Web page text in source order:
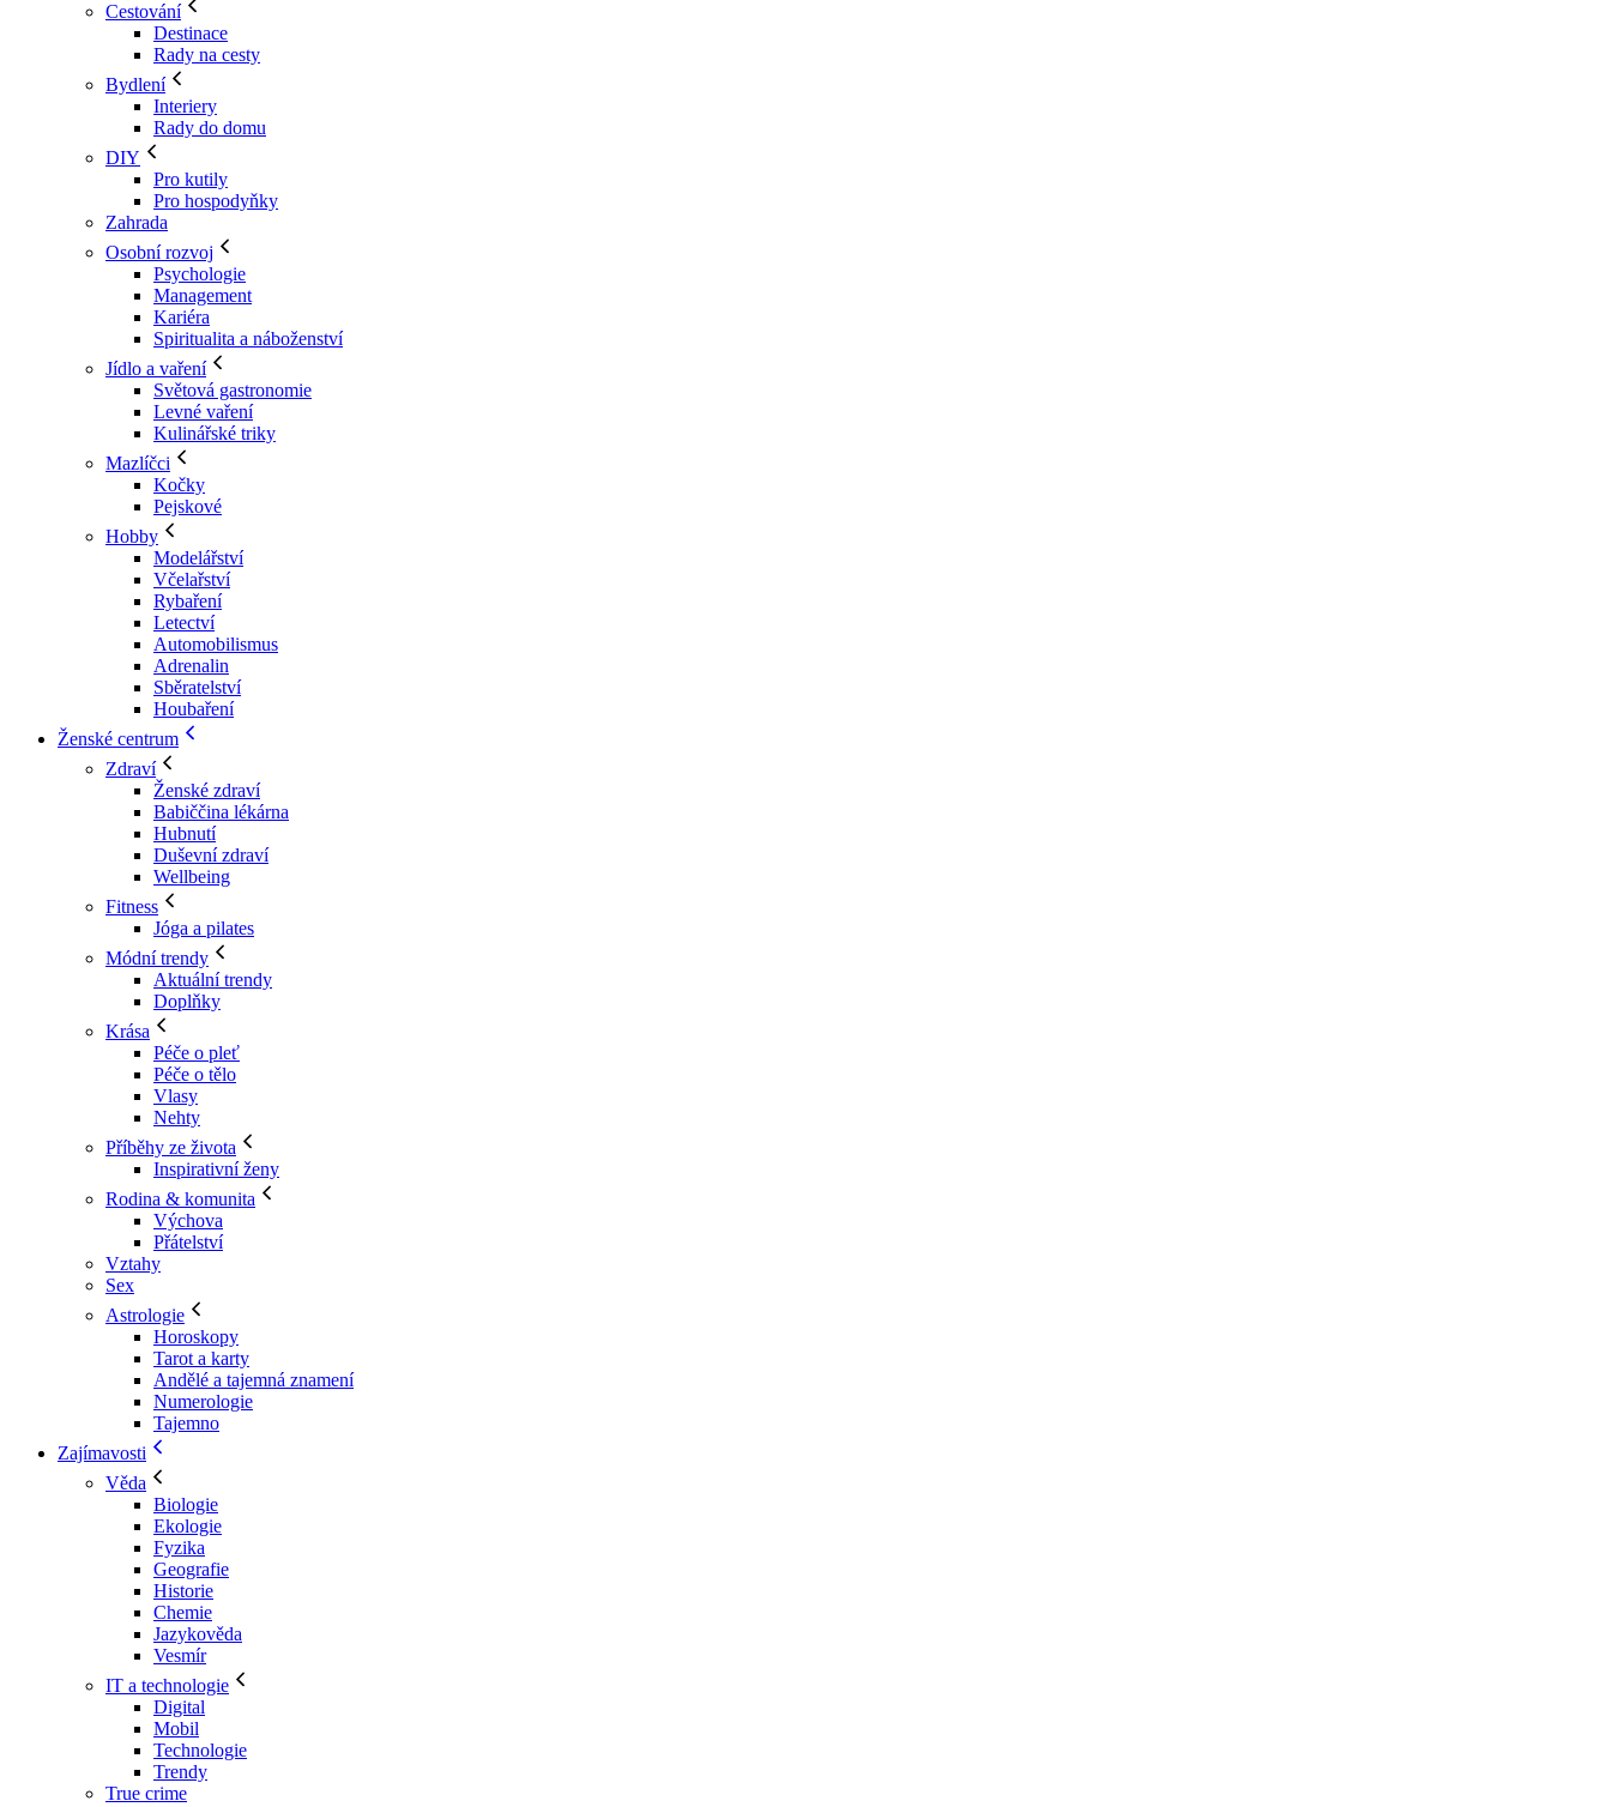
Cestování
Destinace
Rady na cesty
Bydlení
Interiery
Rady do domu
DIY
Pro kutily
Pro hospodyňky
Zahrada
Osobní rozvoj
Psychologie
Management
Kariéra
Spiritualita a náboženství
Jídlo a vaření
Světová gastronomie
Levné vaření
Kulinářské triky
Mazlíčci
Kočky
Pejskové
Hobby
Modelářství
Včelařství
Rybaření
Letectví
Automobilismus
Adrenalin
Sběratelství
Houbaření
Ženské centrum
Zdraví
Ženské zdraví
Babiččina lékárna
Hubnutí
Duševní zdraví
Wellbeing
Fitness
Jóga a pilates
Módní trendy
Aktuální trendy
Doplňky
Krása
Péče o pleť
Péče o tělo
Vlasy
Nehty
Příběhy ze života
Inspirativní ženy
Rodina & komunita
Výchova
Přátelství
Vztahy
Sex
Astrologie
Horoskopy
Tarot a karty
Andělé a tajemná znamení
Numerologie
Tajemno
Zajímavosti
Věda
Biologie
Ekologie
Fyzika
Geografie
Historie
Chemie
Jazykověda
Vesmír
IT a technologie
Digital
Mobil
Technologie
Trendy
True crime